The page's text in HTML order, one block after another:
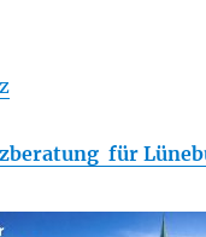
für